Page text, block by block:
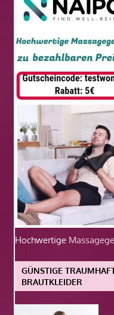
Hochwertige
GÜNSTIGE
BRAUTKLEIDER